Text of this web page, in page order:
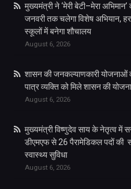
मुख्यमंत्री ने ‘मेरी बेटी–मेरा
जनवरी तक चलेगा विशेष अभियान,
स्कूलों में बनेगा शौचालय
August 6, 2026
शासन की जनकल्याणकारी योजनाओं
पात्र व्यक्ति को मिले शासन की
August 6, 2026
मुख्यमंत्री विष्णुदेव साय के नेतृत्व में
डीएमएफ से 26 पैरामेडिकल पदों की
स्वास्थ्य सुविधा
August 6, 2026